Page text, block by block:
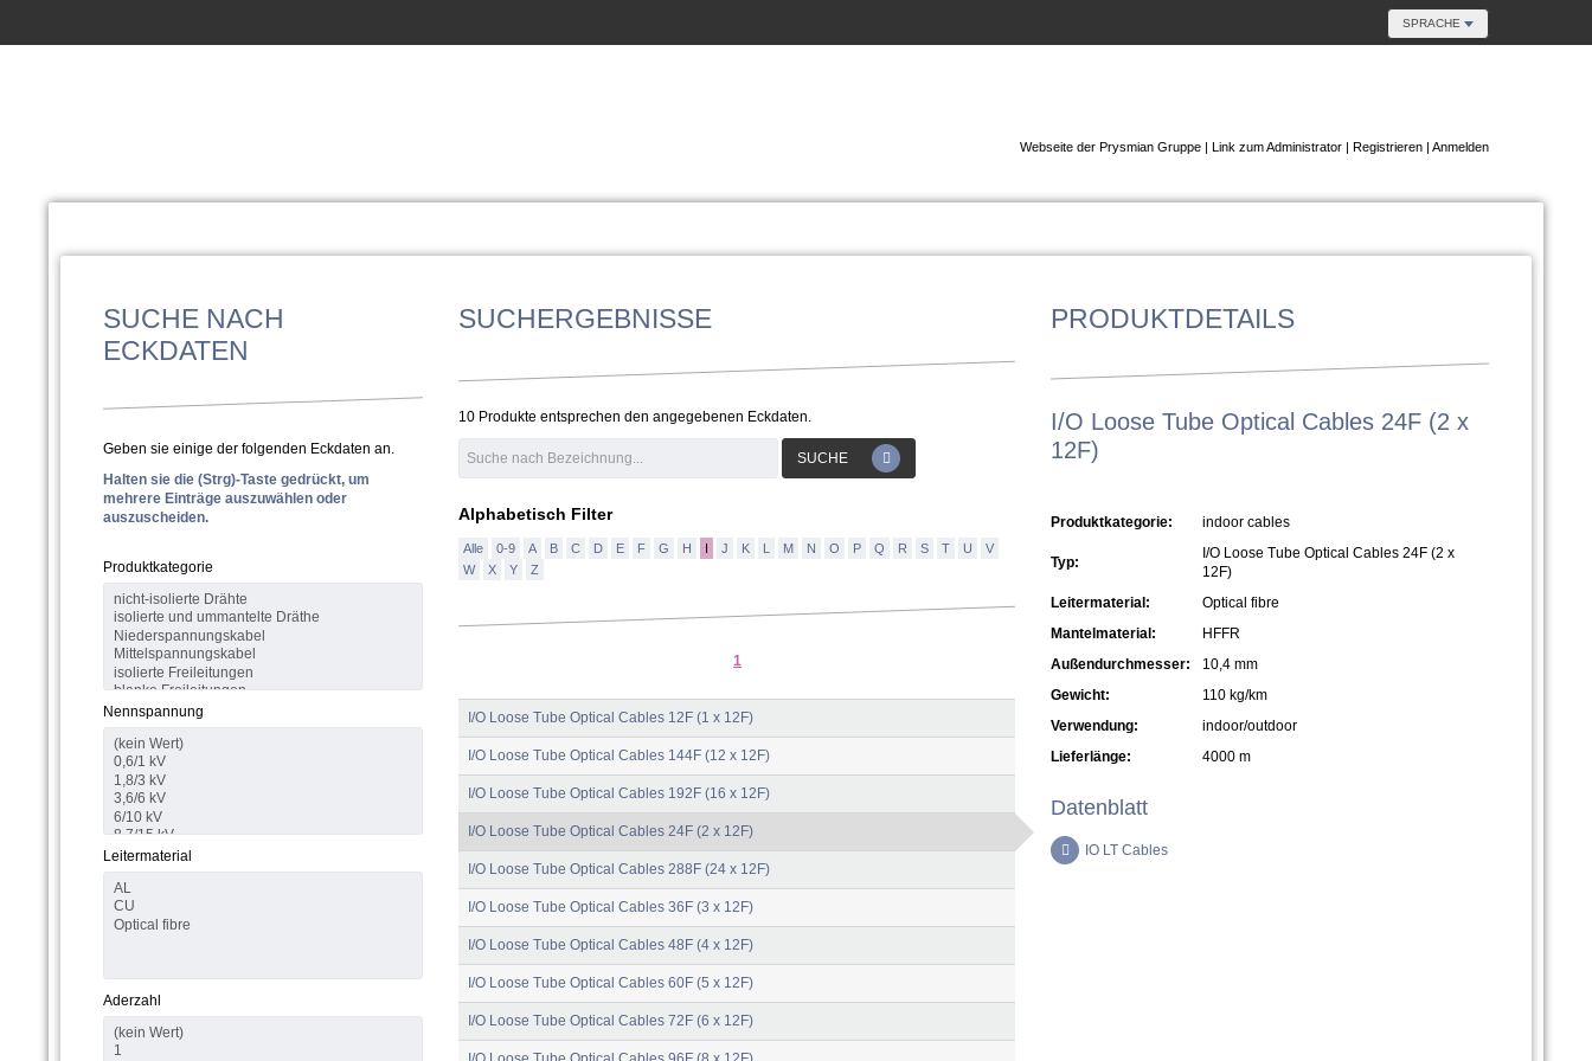
SPRACHE
Webseite der Prysmian Gruppe | Link zum Administrator | Registrieren | Anmelden
SUCHE NACH
ECKDATEN
Geben sie einige der folgenden Eckdaten an.
Halten sie die (Strg)-Taste gedrückt, um
mehrere Einträge auszuwählen oder
auszuscheiden.
Produktkategorie
Nennspannung
Leitermaterial
Aderzahl
SUCHERGEBNISSE
10 Produkte entsprechen den angegebenen Eckdaten.
SUCHE
Alphabetisch Filter
Alle 0-9 A B C D E F G H I J K L M N O P Q R S T U
V
W
X Y Z
1
I/O Loose Tube Optical Cables 12F (1 x 12F)
I/O Loose Tube Optical Cables 144F (12 x 12F)
I/O Loose Tube Optical Cables 192F (16 x 12F)
I/O Loose Tube Optical Cables 24F (2 x 12F)
I/O Loose Tube Optical Cables 288F (24 x 12F)
I/O Loose Tube Optical Cables 36F (3 x 12F)
I/O Loose Tube Optical Cables 48F (4 x 12F)
I/O Loose Tube Optical Cables 60F (5 x 12F)
I/O Loose Tube Optical Cables 72F (6 x 12F)
PRODUKTDETAILS
I/O Loose Tube Optical Cables 24F (2 x
12F)
Produktkategorie: indoor cables
Typ:
I/O Loose Tube Optical Cables 24F (2 x
12F)
Leitermaterial:
Optical fibre
Mantelmaterial:
HFFR
Außendurchmesser:
10,4 mm
Gewicht:
110 kg/km
Verwendung:
indoor/outdoor
Lieferlänge:
4000 m
Datenblatt
IO LT Cables